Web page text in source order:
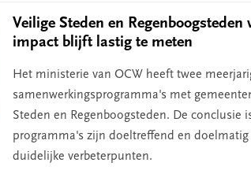
Veilige Steden en
impact blijft lastig te meten
Het ministerie van OCW heeft twee
samenwerkingsprogramma's met
Steden en Regenboogsteden. De
programma's zijn doeltreffend en
duidelijke verbeterpunten.